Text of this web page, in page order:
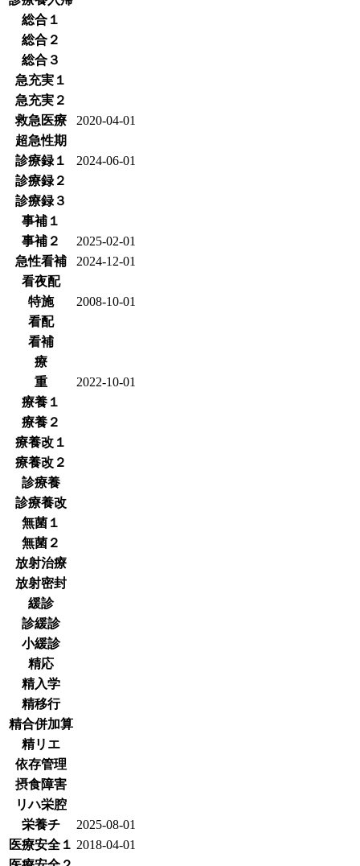
総合１
総合２
総合３
急充実１
急充実２
救急医療
2020-04-01
超急性期
診療録１
2024-06-01
診療録２
診療録３
事補１
事補２
2025-02-01
急性看補
2024-12-01
看夜配
特施
2008-10-01
看配
看補
療
重
2022-10-01
療養１
療養２
療養改１
療養改２
診療養
診療養改
無菌１
無菌２
放射治療
放射密封
緩診
診緩診
小緩診
精応
精入学
精移行
精合併加算
精リエ
依存管理
摂食障害
リハ栄腔
栄養チ
2025-08-01
医療安全１ 2018-04-01